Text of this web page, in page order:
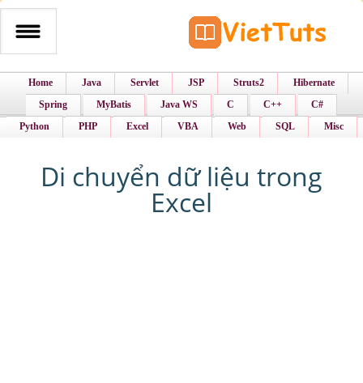
Home Java Servlet JSP Struts2
Hibernate
Spring
MyBatis Java WS C C++
C#
Python
PHP Excel VBA Web SQL Misc
Di chuyển dữ liệu trong
Excel